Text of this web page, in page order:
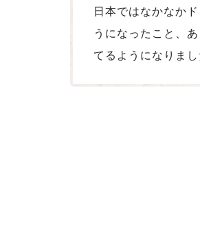
日本ではなかなか
うになったこと、
てるようになりまし